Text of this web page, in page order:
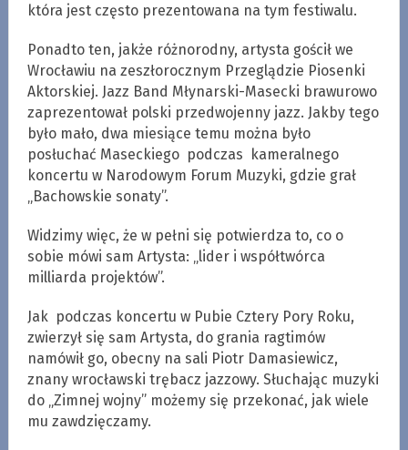
która jest często prezentowana na tym festiwalu.
Ponadto ten, jakże różnorodny, artysta gościł we
Wrocławiu na zeszłorocznym Przeglądzie Piosenki
Aktorskiej. Jazz Band Młynarski-Masecki brawurowo
zaprezentował polski przedwojenny jazz. Jakby tego
było mało, dwa miesiące temu można było
posłuchać Maseckiego podczas kameralnego
koncertu w Narodowym Forum Muzyki, gdzie grał
„Bachowskie sonaty”.
Widzimy więc, że w pełni się potwierdza to, co o
sobie mówi sam Artysta: „lider i współtwórca
milliarda projektów”.
Jak podczas koncertu w Pubie Cztery Pory Roku,
zwierzył się sam Artysta, do grania ragtimów
namówił go, obecny na sali Piotr Damasiewicz,
znany wrocławski trębacz jazzowy. Słuchając muzyki
do „Zimnej wojny” możemy się przekonać, jak wiele
mu zawdzięczamy.